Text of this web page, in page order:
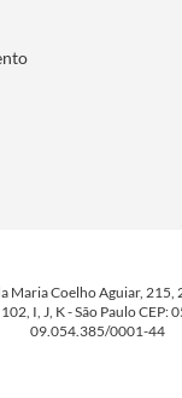
Maria Coelho Aguiar, 215,
I, J, K - São Paulo CEP:
09.054.385/0001-44